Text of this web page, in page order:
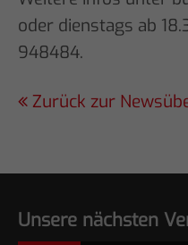
oder dienstags ab
948484.
Zurück zur
Unsere nächsten